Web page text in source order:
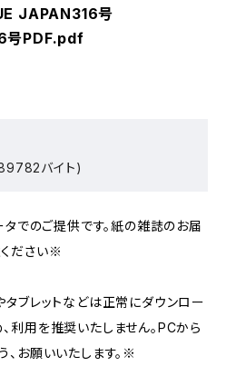
JAPAN316号
号PDF.pdf
バイト)
でのご提供です。紙の雑誌のお届
ださい※
ブレットなどは正常にダウンロー
利用を推奨いたしません。PCから
、お願いいたします。※